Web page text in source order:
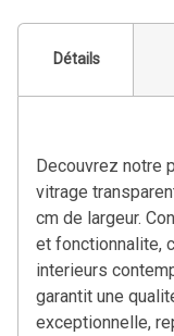
Détails
Decouvrez notre
vitrage
cm de largeur.
et fonctionnalite,
interieurs
garantit une
exceptionnelle,